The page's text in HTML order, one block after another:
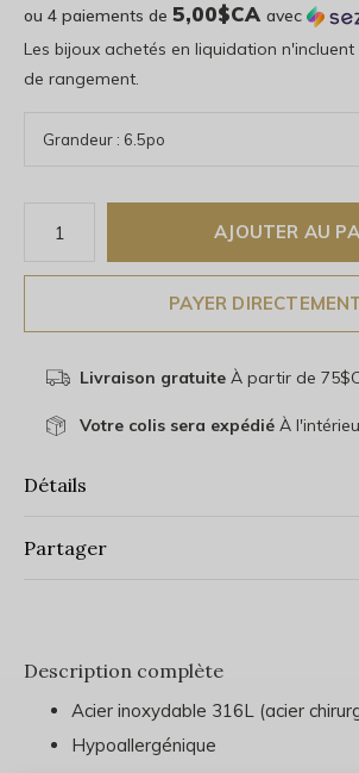
ou 4 paiements de 5,00$CA avec
Les bijoux achetés en liquidation
de rangement.
AJOUTER AU
PAYER
Livraison gratuiteÀ partir de
Votre colis sera expédiéÀ
Détails
Partager
Description complète
Acier inoxydable 316L (acier
Hypoallergénique